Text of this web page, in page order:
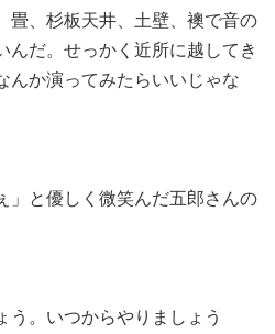
畳、杉板天井、土壁、襖で音の
んだ。せっかく近所に越してき
んか演ってみたらいいじゃな
」と優しく微笑んだ五郎さんの
う。いつからやりましょう